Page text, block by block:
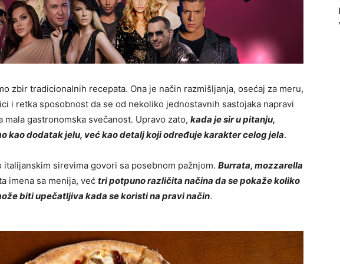
zbir tradicionalnih recepata. Ona je način razmišljanja, osećaj za meru,
i retka sposobnost da se od nekoliko jednostavnih sastojaka napravi
mala gastronomska svečanost. Upravo zato, kada je sir u pitanju,
kao dodatak jelu, već kao detalj koji određuje karakter celog jela.
italijanskim sirevima govori sa posebnom pažnjom. Burrata, mozzarella
imena sa menija, već tri potpuno različita načina da se pokaže koliko
biti upečatljiva kada se koristi na pravi način.